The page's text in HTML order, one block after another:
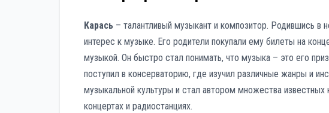
Карась – талантливый музыкант и композитор. Родившись в
интерес к музыке. Его родители покупали ему билеты на
музыкой. Он быстро стал понимать, что музыка – это его
поступил в консерваторию, где изучил различные жанры и
музыкальной культуры и стал автором множества
концертах и радиостанциях.